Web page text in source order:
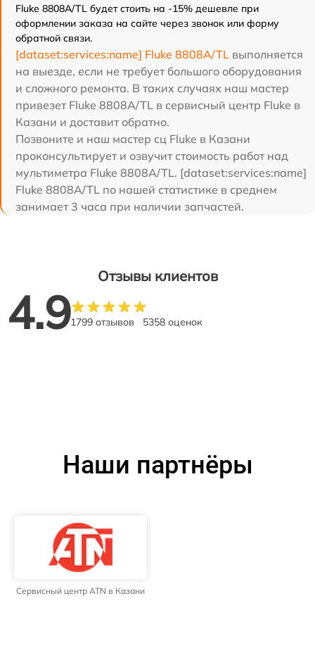
Fluke 8808A/TL будет стоить на -15% дешевле при
оформлении заказа на сайте через звонок или форму
обратной связи.
[dataset:services:name] Fluke 8808A/TL выполняется
на выезде, если не требует большого оборудования
и сложного ремонта. В таких случаях наш мастер
привезет Fluke 8808A/TL в сервисный центр Fluke в
Казани и доставит обратно.
Позвоните и наш мастер сц Fluke в Казани
проконсультирует и озвучит стоимость работ над
мультиметра Fluke 8808A/TL. [dataset:services:name]
Fluke 8808A/TL по нашей статистике в среднем
занимает 3 часа при наличии запчастей.
Отзывы клиентов
4.91799 отзывов 5358 оценок
Наши партнёры
Сервисный центр ATN в Казани